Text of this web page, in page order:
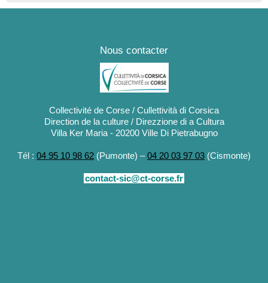
Nous contacter
Collectivité de Corse / Cullettività di Corsica
Direction de la culture / Direzzione di a Cultura
Villa Ker Maria - 20200 Ville Di Pietrabugno
Tél : 04 95 10 98 62 (Pumonte) –04 20 03 97 03 (Cismonte)
contact-sic@ct-corse.fr